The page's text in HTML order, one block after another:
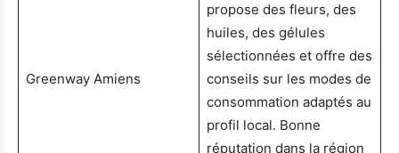
Greenway Amiens
propose des fleurs, des
huiles, des gélules
sélectionnées et offre des
conseils sur les modes de
consommation adaptés au
profil local. Bonne
réputation dans la région